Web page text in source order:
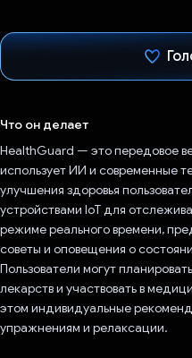
Что он делает
HealthGuard — это передовое
использует ИИ и современные
улучшения здоровья
устройствами IoT для
режиме реального времени,
советы и оповещения о
Пользователи могут
лекарств и участвовать в
этом индивидуальные
упражнениям и релаксации.